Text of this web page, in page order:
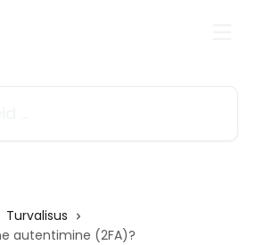
Turvalisus
autentimine (2FA)?